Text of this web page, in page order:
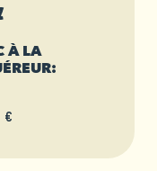
À LA